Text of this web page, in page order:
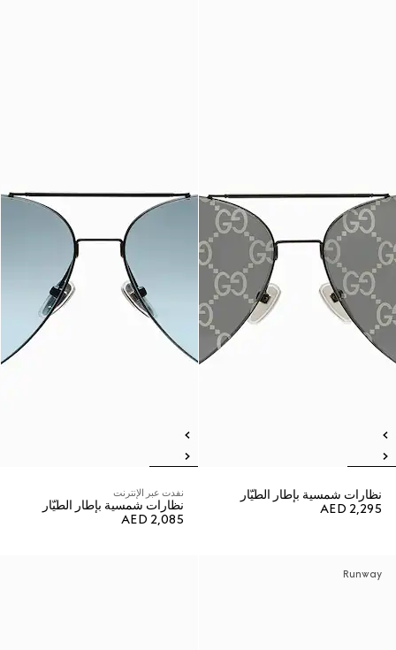
نظارات شمسية بإطار الطيّار
AED 2,295
نفدت عبر الإنترنت
نظارات شمسية بإطار الطيّار
AED 2,085
Runway